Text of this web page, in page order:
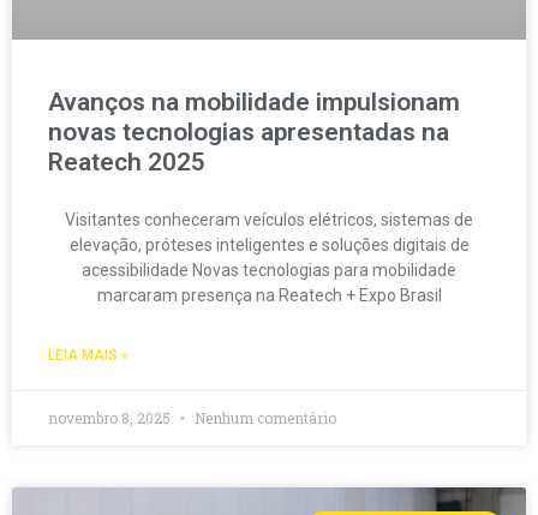
Avanços na mobilidade impulsionam
novas tecnologias apresentadas na
Reatech 2025
Visitantes conheceram veículos elétricos, sistemas de
elevação, próteses inteligentes e soluções digitais de
acessibilidade Novas tecnologias para mobilidade
marcaram presença na Reatech + Expo Brasil
LEIA MAIS »
novembro 8, 2025 Nenhum comentário